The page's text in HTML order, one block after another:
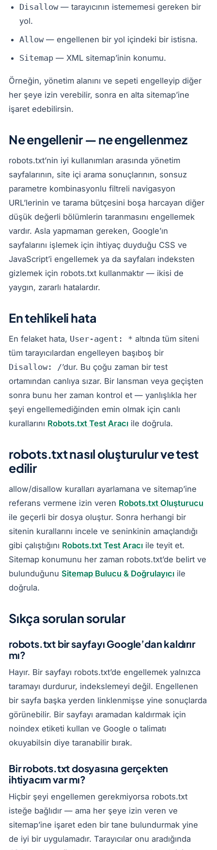
Disallow — tarayıcının istememesi gereken bir
yol.
Allow — engellenen bir yol içindeki bir istisna.
Sitemap — XML sitemap’inin konumu.
Örneğin, yönetim alanını ve sepeti engelleyip diğer
her şeye izin verebilir, sonra en alta sitemap’ine
işaret edebilirsin.
Ne engellenir — ne engellenmez
robots.txt’nin iyi kullanımları arasında yönetim
sayfalarının, site içi arama sonuçlarının, sonsuz
parametre kombinasyonlu filtreli navigasyon
URL’lerinin ve tarama bütçesini boşa harcayan diğer
düşük değerli bölümlerin taranmasını engellemek
vardır. Asla yapmaman gereken, Google’ın
sayfalarını işlemek için ihtiyaç duyduğu CSS ve
JavaScript’i engellemek ya da sayfaları indeksten
gizlemek için robots.txt kullanmaktır — ikisi de
yaygın, zararlı hatalardır.
En tehlikeli hata
En felaket hata, User-agent: * altında tüm siteni
tüm tarayıcılardan engelleyen başıboş bir
Disallow: /’dur. Bu çoğu zaman bir test
ortamından canlıya sızar. Bir lansman veya geçişten
sonra bunu her zaman kontrol et — yanlışlıkla her
şeyi engellemediğinden emin olmak için canlı
kurallarını Robots.txt Test Aracı ile doğrula.
robots.txt nasıl oluşturulur ve test
edilir
allow/disallow kuralları ayarlamana ve sitemap’ine
referans vermene izin veren Robots.txt Oluşturucu
ile geçerli bir dosya oluştur. Sonra herhangi bir
sitenin kurallarını incele ve seninkinin amaçlandığı
gibi çalıştığını Robots.txt Test Aracı ile teyit et.
Sitemap konumunu her zaman robots.txt’de belirt ve
bulunduğunu Sitemap Bulucu & Doğrulayıcı ile
doğrula.
Sıkça sorulan sorular
robots.txt bir sayfayı Google’dan kaldırır
mı?
Hayır. Bir sayfayı robots.txt’de engellemek yalnızca
taramayı durdurur, indekslemeyi değil. Engellenen
bir sayfa başka yerden linklenmişse yine sonuçlarda
görünebilir. Bir sayfayı aramadan kaldırmak için
noindex etiketi kullan ve Google o talimatı
okuyabilsin diye taranabilir bırak.
Bir robots.txt dosyasına gerçekten
ihtiyacım var mı?
Hiçbir şeyi engellemen gerekmiyorsa robots.txt
isteğe bağlıdır — ama her şeye izin veren ve
sitemap’ine işaret eden bir tane bulundurmak yine
de iyi bir uygulamadır. Tarayıcılar onu aradığında